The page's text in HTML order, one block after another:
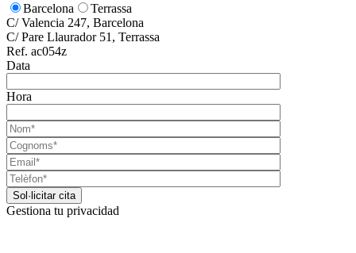
Barcelona
Terrassa
C/ Valencia 247, Barcelona
C/ Pare Llaurador 51, Terrassa
Ref. ac054z
Data
Hora
Gestiona tu privacidad